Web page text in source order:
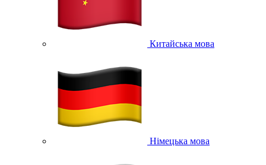
Китайська мова
Німецька мова